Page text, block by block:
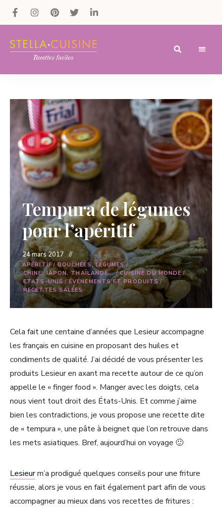
Recettes
recettes
rapides,
recettes
végétariennes
!
Tempura de légumes
pour l’apéritif
24 mars 2017
APÉRITIF /BOUCHÉES, LÉGUMES/
CHINE, JAPON, THAÏLANDE.../CUISINE DU MONDE/
ETATS-UNIS/ÉVÉNEMENTS ET PRODUITS/
RECETTES SALÉES
Cela fait une centaine d’années que Lesieur accompagne
les français en cuisine en proposant des huiles et
condiments de qualité. J’ai décidé de vous présenter les
produits Lesieur en axant ma recette autour de ce qu’on
appelle le « finger food ». Manger avec les doigts, cela
nous vient tout droit des États-Unis. Et comme j’aime
bien les contradictions, je vous propose une recette dite
de « tempura », une pâte à beignet que l’on retrouve dans
les mets asiatiques. Bref, aujourd’hui on voyage 🙂
Lesieurm’a prodigué quelques conseils pour une friture
réussie, alors je vous en fait également part afin de vous
accompagner au mieux dans vos recettes de fritures :